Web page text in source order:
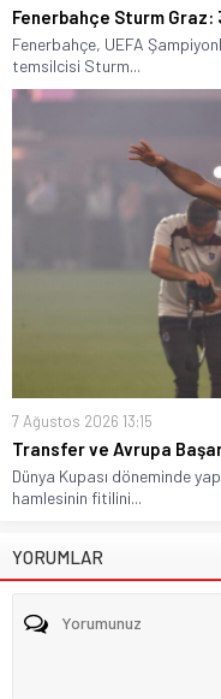
Fenerbahçe Sturm Graz:
Fenerbahçe, UEFA
temsilcisi Sturm...
7 Ağustos 2026 13:15
Transfer ve Avrupa
Dünya Kupası döneminde
hamlesinin fitilini...
YORUMLAR